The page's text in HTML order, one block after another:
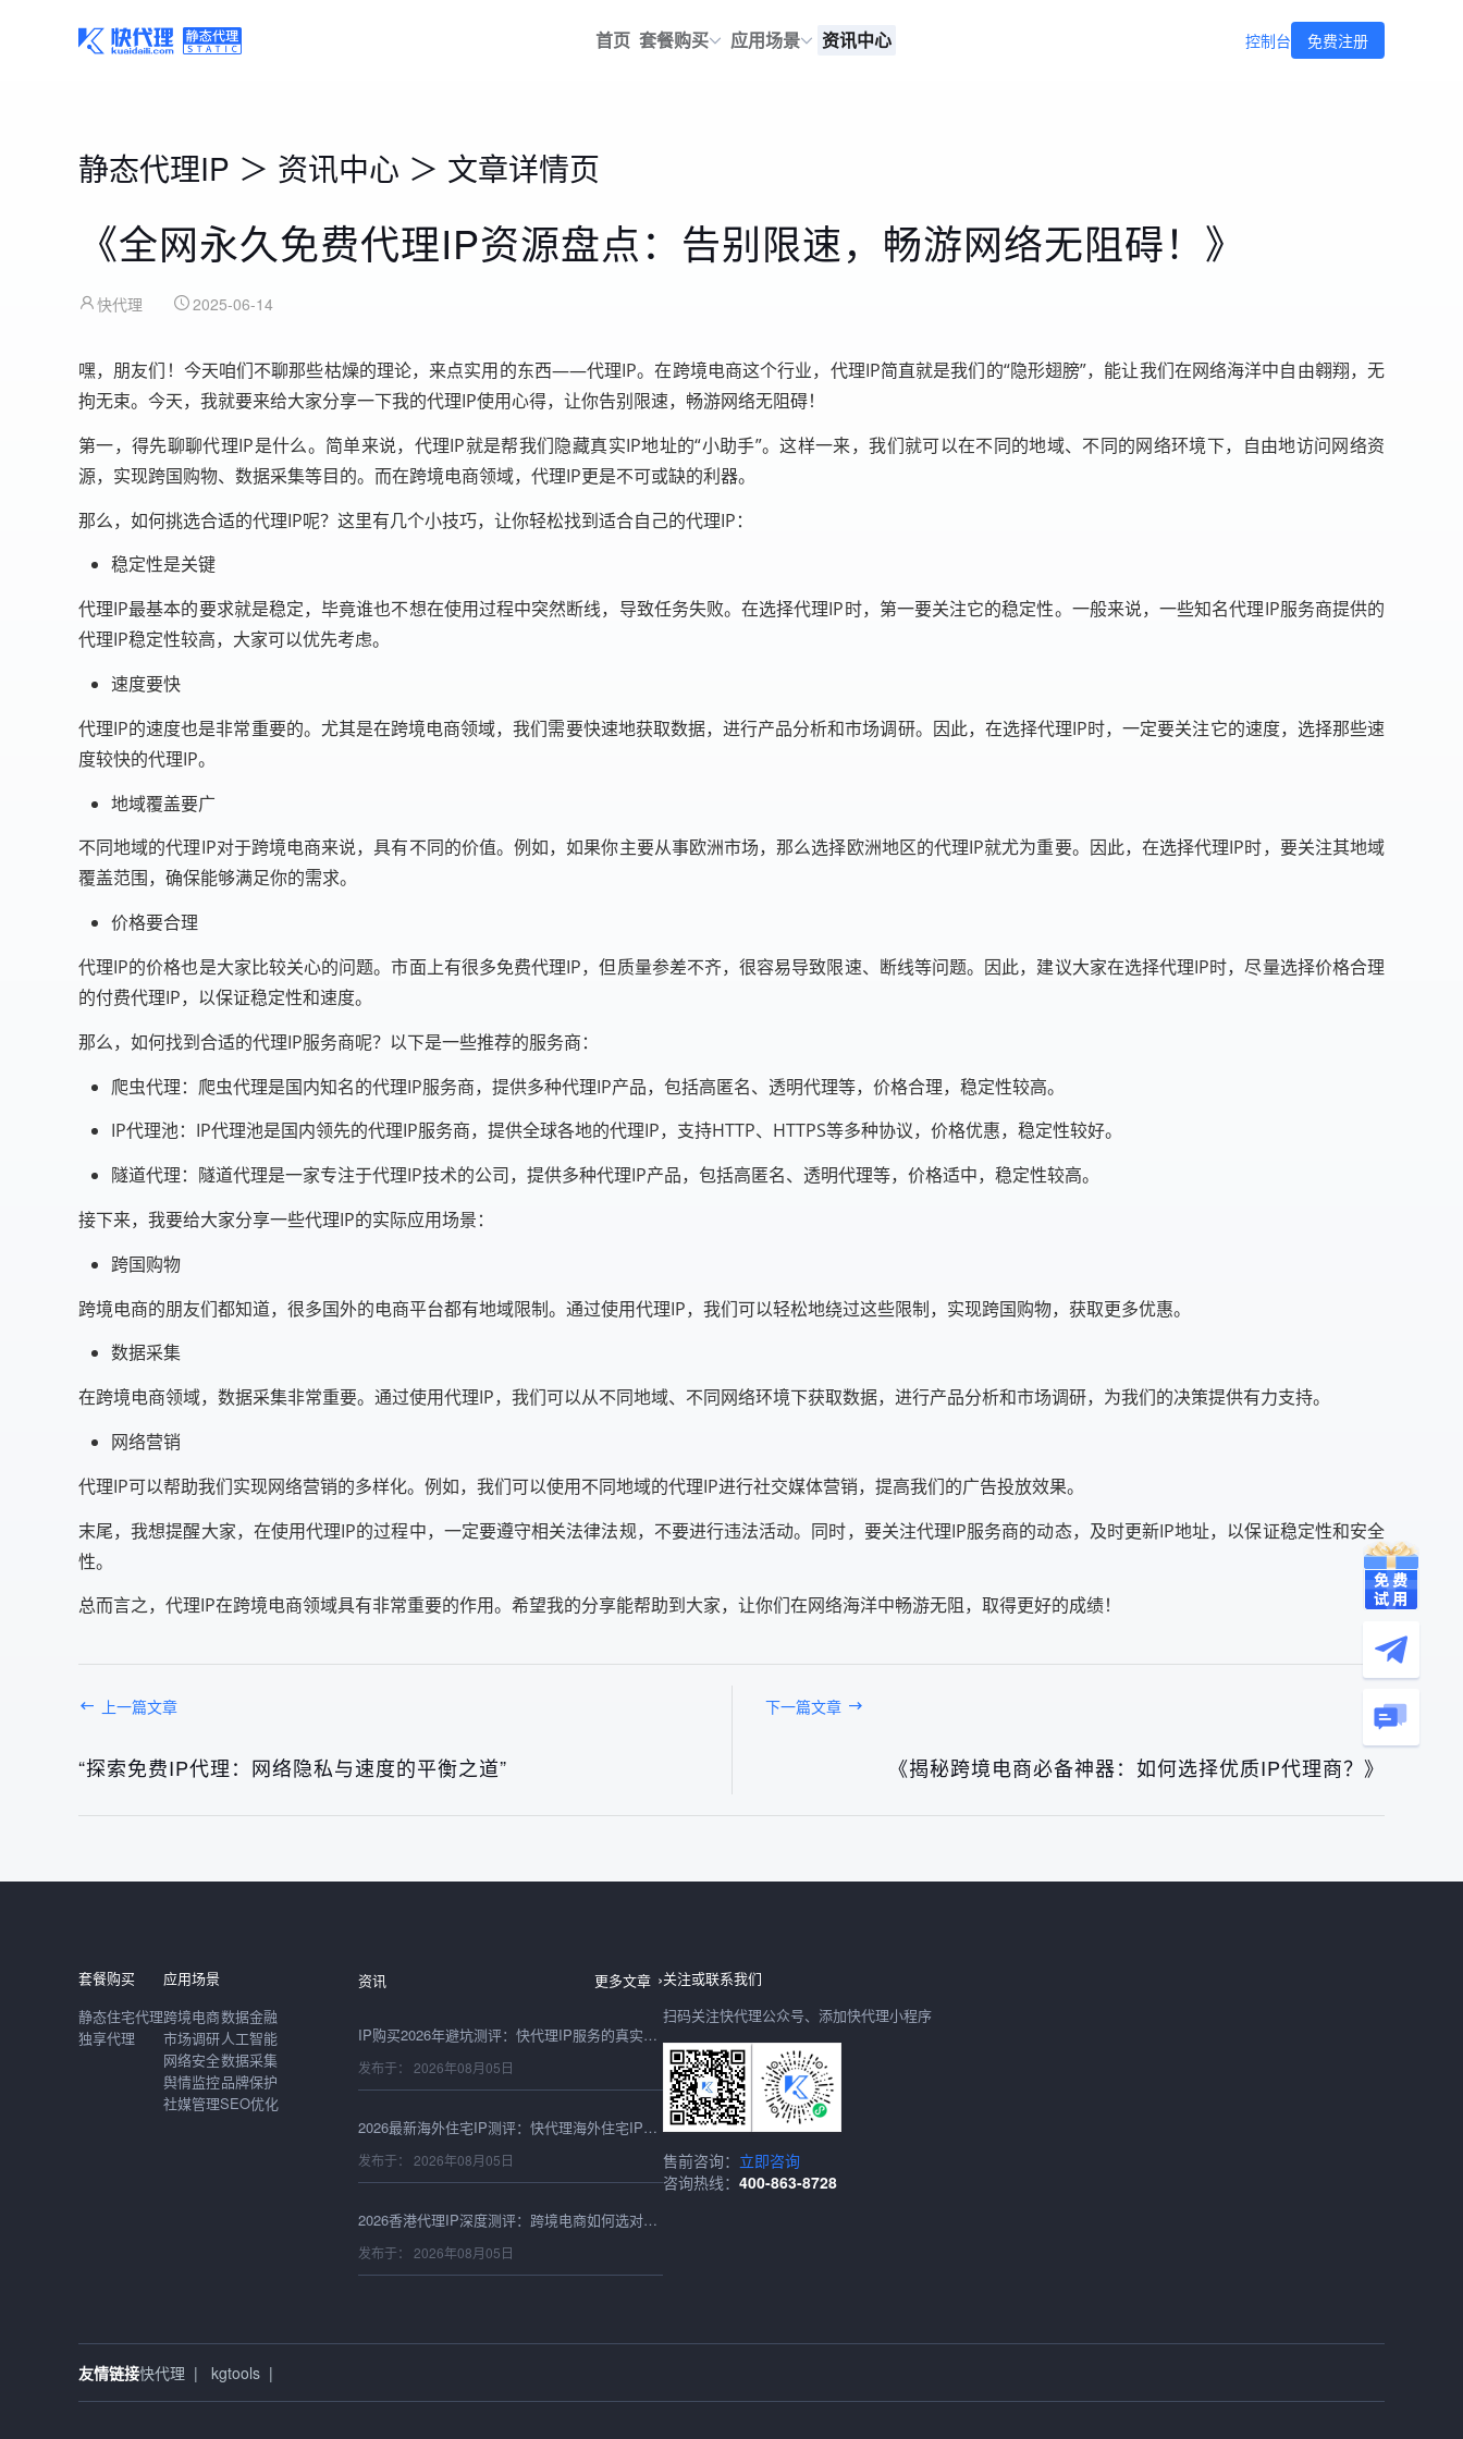
首页 套餐购买 应用场景 资讯中心 控制台 免费注册
静态代理IP ＞ 资讯中心 ＞ 文章详情页
《全网永久免费代理IP资源盘点：告别限速，畅游网络无阻碍！》
快代理 2025-06-14
嘿，朋友们！今天咱们不聊那些枯燥的理论，来点实用的东西——代理IP。在跨境电商这个行业，代理IP简直就是我们的“隐形翅膀”，能让我们在网络海洋中自由翱翔，无
拘无束。今天，我就要来给大家分享一下我的代理IP使用心得，让你告别限速，畅游网络无阻碍！
第一，得先聊聊代理IP是什么。简单来说，代理IP就是帮我们隐藏真实IP地址的“小助手”。这样一来，我们就可以在不同的地域、不同的网络环境下，自由地访问网络资
源，实现跨国购物、数据采集等目的。而在跨境电商领域，代理IP更是不可或缺的利器。
那么，如何挑选合适的代理IP呢？这里有几个小技巧，让你轻松找到适合自己的代理IP：
稳定性是关键
代理IP最基本的要求就是稳定，毕竟谁也不想在使用过程中突然断线，导致任务失败。在选择代理IP时，第一要关注它的稳定性。一般来说，一些知名代理IP服务商提供的
代理IP稳定性较高，大家可以优先考虑。
速度要快
代理IP的速度也是非常重要的。尤其是在跨境电商领域，我们需要快速地获取数据，进行产品分析和市场调研。因此，在选择代理IP时，一定要关注它的速度，选择那些速
度较快的代理IP。
地域覆盖要广
不同地域的代理IP对于跨境电商来说，具有不同的价值。例如，如果你主要从事欧洲市场，那么选择欧洲地区的代理IP就尤为重要。因此，在选择代理IP时，要关注其地域
覆盖范围，确保能够满足你的需求。
价格要合理
代理IP的价格也是大家比较关心的问题。市面上有很多免费代理IP，但质量参差不齐，很容易导致限速、断线等问题。因此，建议大家在选择代理IP时，尽量选择价格合理
的付费代理IP，以保证稳定性和速度。
那么，如何找到合适的代理IP服务商呢？以下是一些推荐的服务商：
爬虫代理：爬虫代理是国内知名的代理IP服务商，提供多种代理IP产品，包括高匿名、透明代理等，价格合理，稳定性较高。
IP代理池：IP代理池是国内领先的代理IP服务商，提供全球各地的代理IP，支持HTTP、HTTPS等多种协议，价格优惠，稳定性较好。
隧道代理：隧道代理是一家专注于代理IP技术的公司，提供多种代理IP产品，包括高匿名、透明代理等，价格适中，稳定性较高。
接下来，我要给大家分享一些代理IP的实际应用场景：
跨国购物
跨境电商的朋友们都知道，很多国外的电商平台都有地域限制。通过使用代理IP，我们可以轻松地绕过这些限制，实现跨国购物，获取更多优惠。
数据采集
在跨境电商领域，数据采集非常重要。通过使用代理IP，我们可以从不同地域、不同网络环境下获取数据，进行产品分析和市场调研，为我们的决策提供有力支持。
网络营销
代理IP可以帮助我们实现网络营销的多样化。例如，我们可以使用不同地域的代理IP进行社交媒体营销，提高我们的广告投放效果。
末尾，我想提醒大家，在使用代理IP的过程中，一定要遵守相关法律法规，不要进行违法活动。同时，要关注代理IP服务商的动态，及时更新IP地址，以保证稳定性和安全
性。
总而言之，代理IP在跨境电商领域具有非常重要的作用。希望我的分享能帮助到大家，让你们在网络海洋中畅游无阻，取得更好的成绩！
上一篇文章
“探索免费IP代理：网络隐私与速度的平衡之道”
下一篇文章
《揭秘跨境电商必备神器：如何选择优质IP代理商？》
套餐购买
静态住宅代理
独享代理
应用场景
跨境电商
市场调研
网络安全
舆情监控
社媒管理
数据金融
人工智能
数据采集
品牌保护
SEO优化
资讯 更多文章
发布于： 2026年08月06日
IP购买2026年避坑测评：快代理IP服务的真实性能与性价比实测
发布于： 2026年08月05日
2026最新海外住宅IP测评：快代理海外住宅IP跨境适配与性能实测
发布于： 2026年08月05日
2026香港代理IP深度测评：跨境电商如何选对高速稳定的节点？
发布于： 2026年08月05日
发布于： 2026年08月05日
2026全球HTTP代理全面测评：跨境适配性、性能、稳定性及快代理实测选型参考
友情链接快代理 | kgtools |
关注或联系我们
扫码关注快代理公众号、添加快代理小程序
售前咨询： 立即咨询
咨询热线： 400-863-8728